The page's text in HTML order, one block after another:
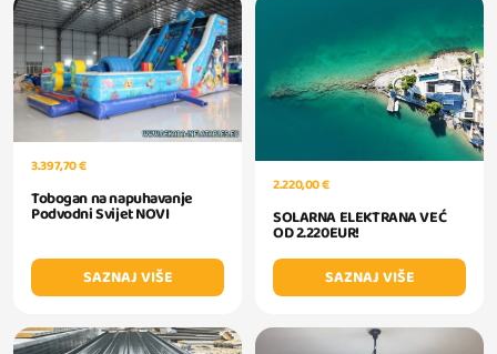
3.397,70 €
Tobogan na napuhavanje
Podvodni Svijet NOVI
SAZNAJ VIŠE
2.220,00 €
SOLARNA ELEKTRANA VEĆ
OD 2.220EUR!
SAZNAJ VIŠE